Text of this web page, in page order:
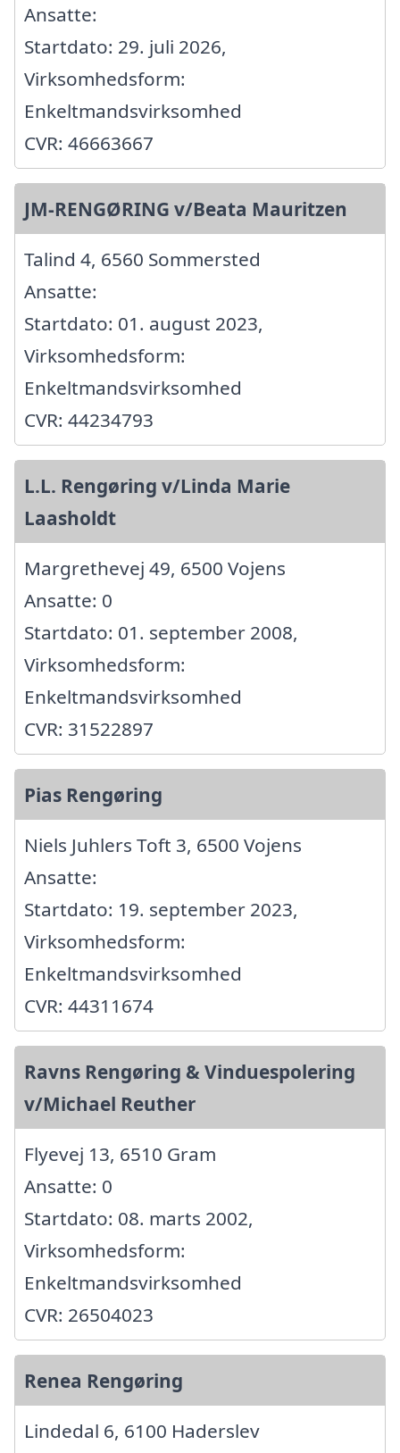
Ansatte:
Startdato: 29. juli 2026,
Virksomhedsform:
Enkeltmandsvirksomhed
CVR: 46663667
JM-RENGØRING v/Beata Mauritzen
Talind 4, 6560 Sommersted
Ansatte:
Startdato: 01. august 2023,
Virksomhedsform:
Enkeltmandsvirksomhed
CVR: 44234793
L.L. Rengøring v/Linda Marie
Laasholdt
Margrethevej 49, 6500 Vojens
Ansatte: 0
Startdato: 01. september 2008,
Virksomhedsform:
Enkeltmandsvirksomhed
CVR: 31522897
Pias Rengøring
Niels Juhlers Toft 3, 6500 Vojens
Ansatte:
Startdato: 19. september 2023,
Virksomhedsform:
Enkeltmandsvirksomhed
CVR: 44311674
Ravns Rengøring & Vinduespolering
v/Michael Reuther
Flyevej 13, 6510 Gram
Ansatte: 0
Startdato: 08. marts 2002,
Virksomhedsform:
Enkeltmandsvirksomhed
CVR: 26504023
Renea Rengøring
Lindedal 6, 6100 Haderslev